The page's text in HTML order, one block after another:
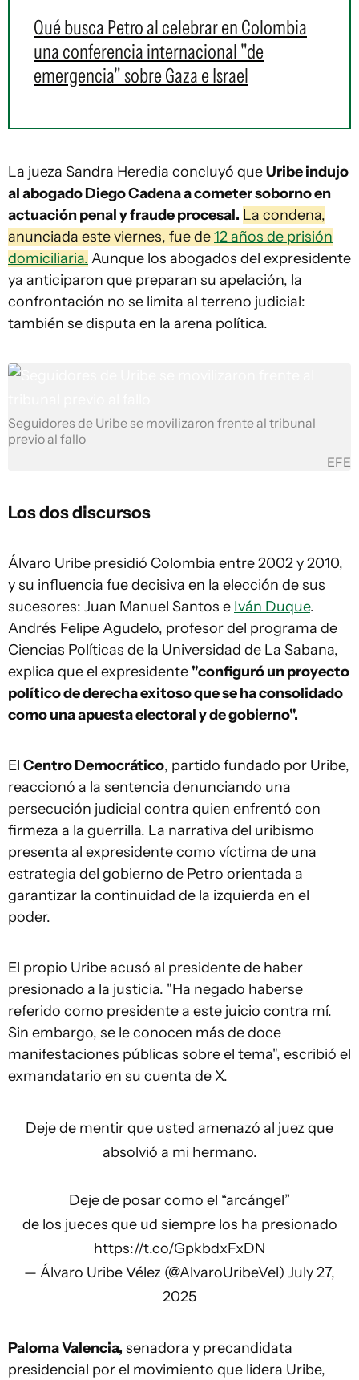
Qué busca Petro al celebrar en Colombia
una conferencia internacional "de
emergencia" sobre Gaza e Israel
La jueza Sandra Heredia concluyó queUribe indujo
al abogado Diego Cadena a cometer soborno en
actuación penal y fraude procesal. La condena,
anunciada este viernes, fue de12 años de prisión
domiciliaria. Aunque los abogados del expresidente
ya anticiparon que preparan su apelación, la
confrontación no se limita al terreno judicial:
también se disputa en la arena política.
Seguidores de Uribe se movilizaron frente al tribunal
previo al fallo
EFE
Los dos discursos
Álvaro Uribe presidió Colombia entre 2002 y 2010,
y su influencia fue decisiva en la elección de sus
sucesores: Juan Manuel Santos e Iván Duque.
Andrés Felipe Agudelo, profesor del programa de
Ciencias Políticas de la Universidad de La Sabana,
explica que el expresidente "configuró un proyecto
político de derecha exitoso que se ha consolidado
como una apuesta electoral y de gobierno".
El Centro Democrático, partido fundado por Uribe,
reaccionó a la sentencia denunciando una
persecución judicial contra quien enfrentó con
firmeza a la guerrilla. La narrativa del uribismo
presenta al expresidente como víctima de una
estrategia del gobierno de Petro orientada a
garantizar la continuidad de la izquierda en el
poder.
El propio Uribe acusó al presidente de haber
presionado a la justicia. "Ha negado haberse
referido como presidente a este juicio contra mí.
Sin embargo, se le conocen más de doce
manifestaciones públicas sobre el tema", escribió el
exmandatario en su cuenta de X.
Deje de mentir que usted amenazó al juez que
absolvió a mi hermano.
Deje de posar como el “arcángel”
de los jueces que ud siempre los ha presionado
https://t.co/GpkbdxFxDN
— Álvaro Uribe Vélez (@AlvaroUribeVel) July 27,
2025
Paloma Valencia, senadora y precandidata
presidencial por el movimiento que lidera Uribe,